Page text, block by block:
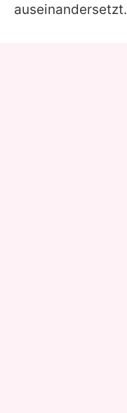
auseinandersetzt.